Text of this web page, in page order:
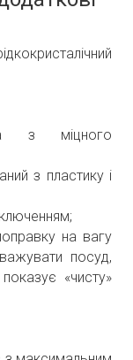
з міцного
з пластику і
на вагу
посуд,
«чисту»